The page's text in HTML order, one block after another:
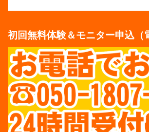
初回無料体験＆モニター申込（